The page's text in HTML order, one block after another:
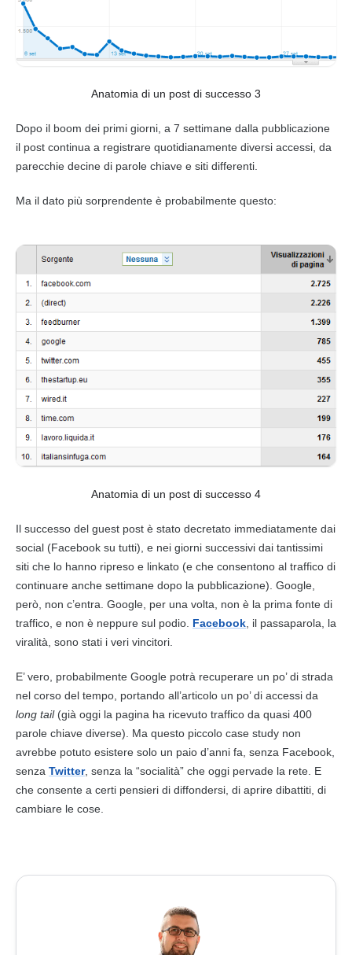
Anatomia di un post di successo 3
Dopo il boom dei primi giorni, a 7 settimane dalla pubblicazione
il post continua a registrare quotidianamente diversi accessi, da
parecchie decine di parole chiave e siti differenti.
Ma il dato più sorprendente è probabilmente questo:
Anatomia di un post di successo 4
Il successo del guest post è stato decretato immediatamente dai
social (Facebook su tutti), e nei giorni successivi dai tantissimi
siti che lo hanno ripreso e linkato (e che consentono al traffico di
continuare anche settimane dopo la pubblicazione). Google,
però, non c’entra. Google, per una volta, non è la prima fonte di
traffico, e non è neppure sul podio. Facebook , il passaparola, la
viralità, sono stati i veri vincitori.
E’ vero, probabilmente Google potrà recuperare un po’ di strada
nel corso del tempo, portando all’articolo un po’ di accessi da
long tail(già oggi la pagina ha ricevuto traffico da quasi 400
parole chiave diverse). Ma questo piccolo case study non
avrebbe potuto esistere solo un paio d’anni fa, senza Facebook,
senza Twitter, senza la “socialità” che oggi pervade la rete. E
che consente a certi pensieri di diffondersi, di aprire dibattiti, di
cambiare le cose.